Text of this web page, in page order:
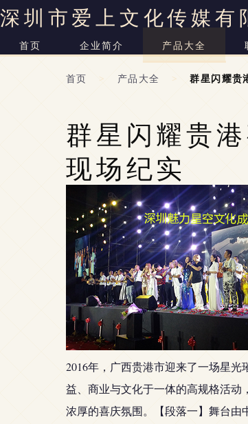
深圳市爱上文化传媒有
首页 企业简介 产品大全
首页 > 产品大全 > 群星闪耀贵
群星闪耀贵
现场纪实
2016年，广西贵港市迎来了一场星
益、商业与文化于一体的高规格活
浓厚的喜庆氛围。【段落一】舞台